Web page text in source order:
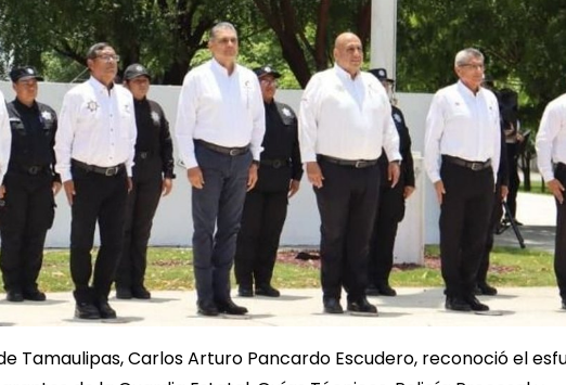
Tamaulipas, Carlos Arturo Pancardo Escudero, reconoció el